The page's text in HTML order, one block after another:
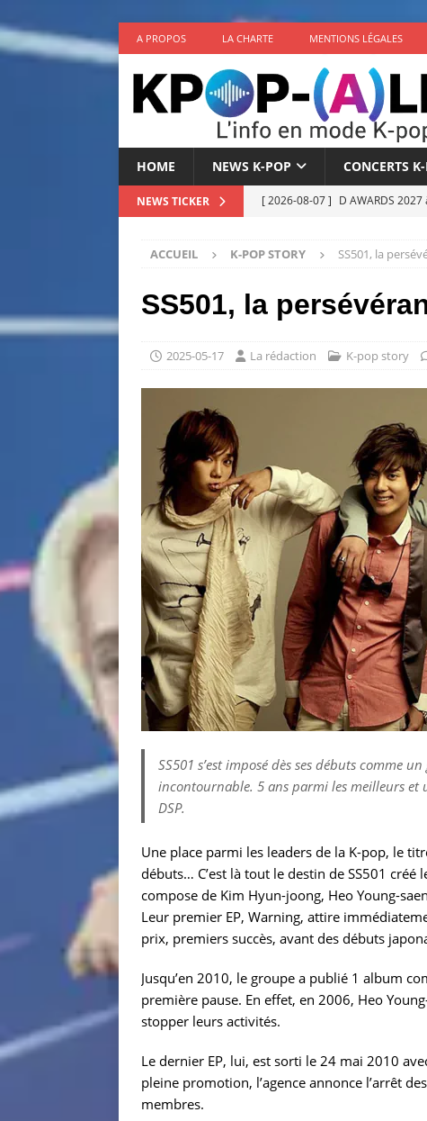
A PROPOS LA CHARTE MENTIONS LÉGALES
HOME NEWS K-POP CONCERTS
NEWS TICKER [ 2026-08-07 ] D AWARDS
[ 2026-08-06 ]
MONSTA X
[ 2026-08-06 ]
THE BOYZ
K-POP
ACCUEIL K-POP STORY SS501, la
SS501, la
2025-05-17 La rédaction K-pop story
SS501 s’est imposé dès ses débuts comme
incontournable. 5 ans parmi les meilleurs et
DSP.
Une place parmi les leaders de la K-pop, le
débuts… C’est là tout le destin de SS501
compose de Kim Hyun-joong, Heo Young-
Leur premier EP, Warning, attire
prix, premiers succès, avant des débuts
Jusqu’en 2010, le groupe a publié 1 album
première pause. En effet, en 2006, Heo
stopper leurs activités.
Le dernier EP, lui, est sorti le 24 mai 2010
pleine promotion, l’agence annonce l’arrêt
membres.